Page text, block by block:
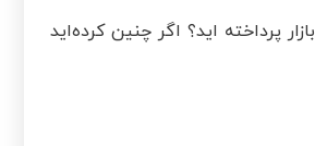
پرداخته اید؟ اگر چنین کرده‌اید